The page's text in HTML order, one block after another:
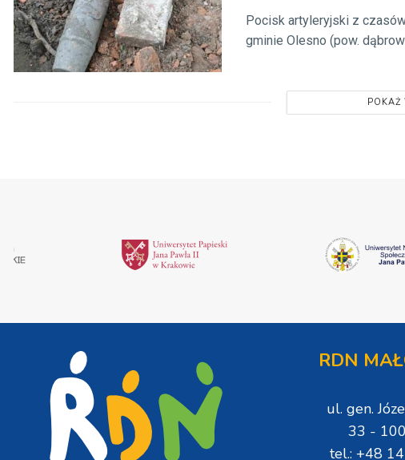
Pocisk artyleryjski z
gminie Olesno (pow.
POKAŻ
RDN
ul. gen.
33 -
tel.: +48